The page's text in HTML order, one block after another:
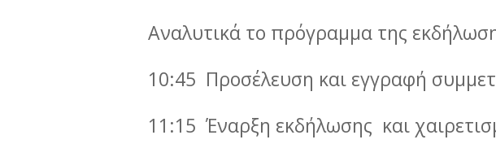
Αναλυτικά το πρόγραμμα της
10:45 Προσέλευση και εγγραφή
11:15 Έναρξη εκδήλωσης και